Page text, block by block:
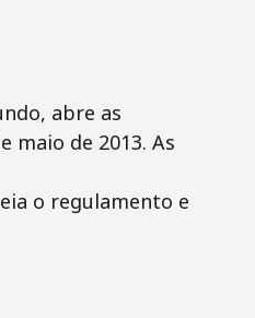
abre as
maio de 2013. As
o regulamento e